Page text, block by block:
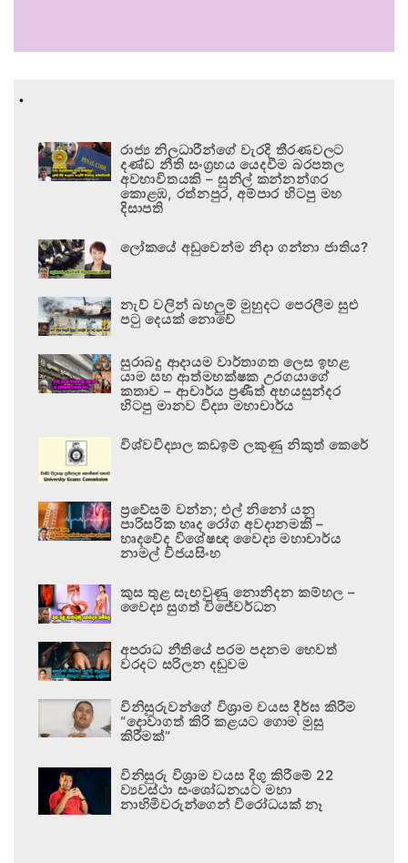
.
රාජ්‍ය නිලධාරීන්ගේ වැරදි තීරණවලට
දණ්ඩ නීති සංග්‍රහය යෙදවීම බරපතල
අවභාවිතයකි – සුනිල් කන්නන්ගර
කොළඹ, රත්නපුර, අම්පාර හිටපු මහ
දිසාපති
ලෝකයේ අඩුවෙන්ම නිදා ගන්නා ජාතිය?
නැව් වලින් බහලුම් මුහුදට පෙරලීම සුළු
පටු දෙයක් නොවේ
සුරාබදු ආදායම වාර්තාගත ලෙස ඉහළ
යාම සහ ආත්මභක්ෂක උරගයාගේ
කතාව – ආචාර්ය ප්‍රණීත් අභයසුන්දර
හිටපු මානව විද්‍යා මහාචාර්ය
විශ්වවිද්‍යාල කඩඉම් ලකුණු නිකුත් කෙරේ
ප්‍රවේසම් වන්න; එල් නිනෝ යනු
පාරිසරික හෘද රෝග අවදානමකි –
හෘදවේද විශේෂඥ වෛද්‍ය මහාචාර්ය
නාමල් විජයසිංහ
කුස තුළ සැඟවුණු නොනිදන කම්හල –
වෛද්‍ය සුගත් විජේවර්ධන
අපරාධ නීතියේ පරම පදනම හෙවත්
වරදට සරිලන දඬුවම
විනිසුරුවන්ගේ විශ්‍රාම වයස දීර්ඝ කිරීම
“දොවාගත් කිරි කළයට ගොම මුසු
කිරීමක්”
විනිසුරු විශ්‍රාම වයස දිගු කිරීමේ 22
ව්‍යවස්ථා සංශෝධනයට මහා
නාහිමිවරුන්ගෙන් විරෝධයක් නෑ